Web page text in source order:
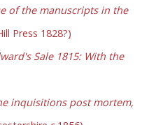
of the manuscripts in the
Press 1828?)
Sale 1815: With the
inquisitions post mortem,